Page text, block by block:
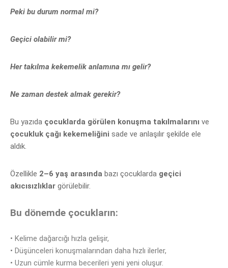
Peki bu durum normal mi?
Geçici olabilir mi?
Her takılma kekemelik anlamına mı gelir?
Ne zaman destek almak gerekir?
Bu yazıda çocuklarda görülen konuşma takılmalarını ve
çocukluk çağı kekemeliğini sade ve anlaşılır şekilde ele
aldık.
Özellikle 2–6 yaş arasında bazı çocuklarda geçici
akıcısızlıklar görülebilir.
Bu dönemde çocukların:
• Kelime dağarcığı hızla gelişir,
• Düşünceleri konuşmalarından daha hızlı ilerler,
• Uzun cümle kurma becerileri yeni yeni oluşur.